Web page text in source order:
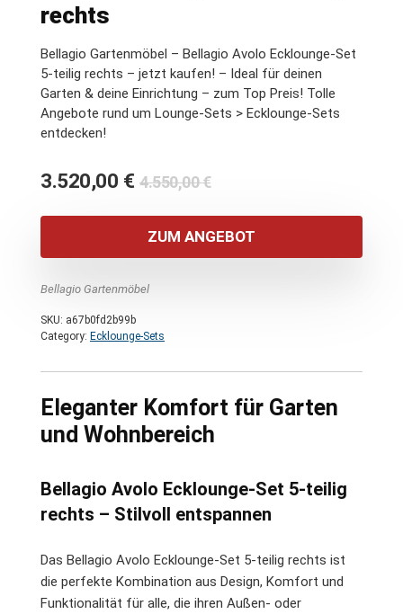
rechts
Bellagio Gartenmöbel – Bellagio Avolo Ecklounge-Set
5-teilig rechts – jetzt kaufen! – Ideal für deinen
Garten & deine Einrichtung – zum Top Preis! Tolle
Angebote rund um Lounge-Sets > Ecklounge-Sets
entdecken!
4.550,00€Ursprünglicher
war:
4.550,00 €
3.520,00 €
Aktueller
ist:
3.520,00 €.
ZUM ANGEBOT
Bellagio Gartenmöbel
SKU: a67b0fd2b99b
Category: Ecklounge-Sets
Eleganter Komfort für Garten
und Wohnbereich
Bellagio Avolo Ecklounge-Set 5-teilig
rechts – Stilvoll entspannen
Das Bellagio Avolo Ecklounge-Set 5-teilig rechts ist
die perfekte Kombination aus Design, Komfort und
Funktionalität für alle, die ihren Außen- oder